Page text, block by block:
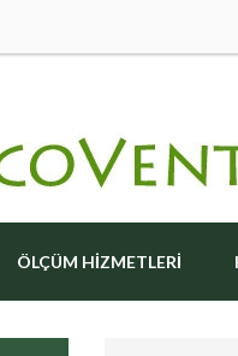
ÖLÇÜM HIZMETLERI